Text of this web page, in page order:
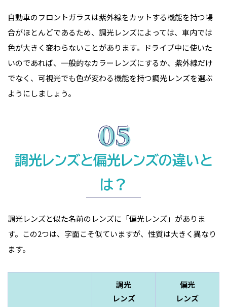
自動車のフロントガラスは紫外線をカットする機能を持つ場
合がほとんどであるため、調光レンズによっては、車内では
色が大きく変わらないことがあります。ドライブ中に使いた
いのであれば、一般的なカラーレンズにするか、紫外線だけ
でなく、可視光でも色が変わる機能を持つ調光レンズを選ぶ
ようにしましょう。
調光レンズと偏光レンズの違いと
は？
調光レンズと似た名前のレンズに「偏光レンズ」がありま
す。この2つは、字面こそ似ていますが、性質は大きく異なり
ます。
調光
レンズ
偏光
レンズ